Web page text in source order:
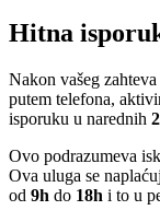
Hitna
Nakon vašeg
putem telefona,
isporuku u narednih
Ovo podrazumeva
Ova uluga se
od 9h do 18h i to u